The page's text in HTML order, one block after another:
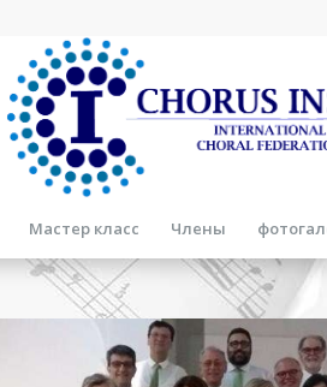
Мастер класс Члены